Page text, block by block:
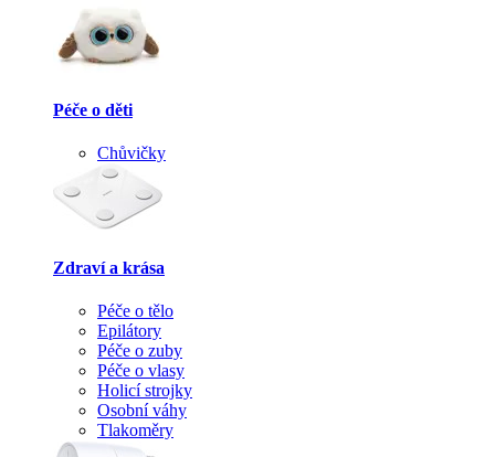
Péče o děti
Chůvičky
Zdraví a krása
Péče o tělo
Epilátory
Péče o zuby
Péče o vlasy
Holicí strojky
Osobní váhy
Tlakoměry